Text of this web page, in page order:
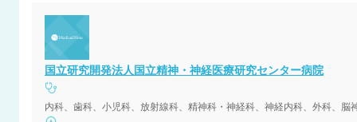
国立研究開発法人国立精神・神経医療研究センター病院